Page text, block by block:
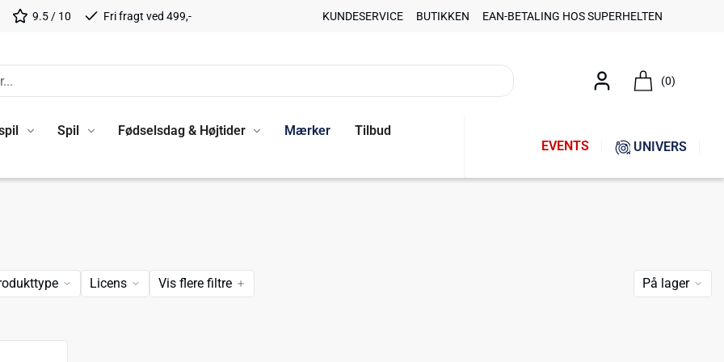
9.5 / 10 Fri fragt ved 499,- KUNDESERVICE BUTIKKEN EAN-BETALING HOS SUPERHELTEN
(0)
Spil Fødselsdag & Højtider Mærker
Tilbud
EVENTS
UNIVERS
Licens Vis flere filtre På lager